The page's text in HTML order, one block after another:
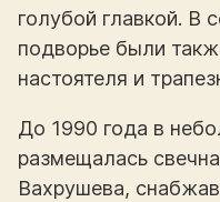
голубой главкой. В
подворье были
настоятеля и
До 1990 года в
размещалась
Вахрушева,